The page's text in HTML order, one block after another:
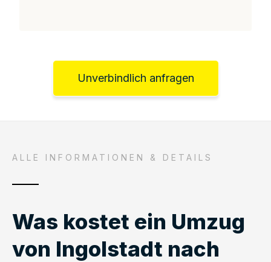
Unverbindlich anfragen
ALLE INFORMATIONEN & DETAILS
Was kostet ein Umzug
von Ingolstadt nach